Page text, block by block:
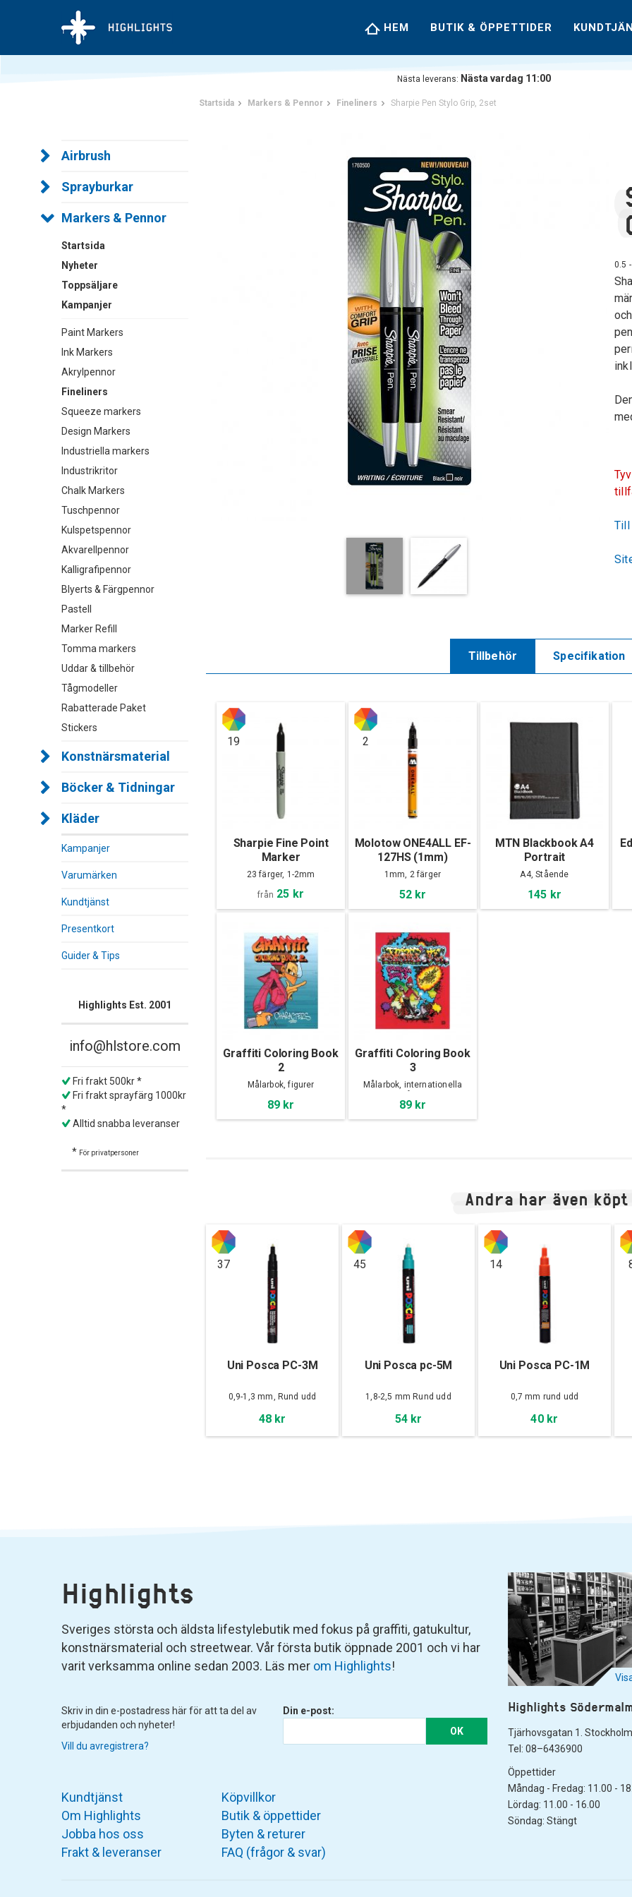
HEM BUTIK & ÖPPETTIDER
Nästa leverans: Nästa vardag 11:00
Airbrush
Sprayburkar
Markers & Pennor
Startsida
Nyheter
Toppsäljare
Kampanjer
Paint Markers
Ink Markers
Akrylpennor
Fineliners
Squeeze markers
Design Markers
Industriella markers
Industrikritor
Chalk Markers
Tuschpennor
Kulspetspennor
Akvarellpennor
Kalligrafipennor
Blyerts & Färgpennor
Pastell
Marker Refill
Tomma markers
Uddar & tillbehör
Tågmodeller
Rabatterade Paket
Stickers
Konstnärsmaterial
Böcker & Tidningar
Kläder
Kampanjer
Varumärken
Kundtjänst
Presentkort
Guider & Tips
Highlights Est. 2001
info@hlstore.com
Fri frakt 500kr *
Fri frakt sprayfärg 1000kr
*
Alltid snabba leveranser
* För privatpersoner
Startsida Markers & Pennor Fineliners Sharpie Pen Stylo Grip, 2set
0.5
Till
Tillbehör Specifikation
19
Sharpie Fine Point
Marker
23 färger, 1-2mm
från 25 kr
2
Molotow ONE4ALL EF-
127HS (1mm)
1mm, 2 färger
52 kr
MTN Blackbook A4
Portrait
A4, Stående
145 kr
Graffiti Coloring Book
2
Målarbok, figurer
89 kr
Graffiti Coloring Book
3
Målarbok, internationella
89 kr
Andra har även köpt
37
Uni Posca PC-3M
0,9-1,3 mm, Rund udd
48 kr
45
Uni Posca pc-5M
1,8-2,5 mm Rund udd
54 kr
14
Uni Posca PC-1M
0,7 mm rund udd
40 kr
Highlights
Sveriges största och äldsta lifestylebutik med fokus på graffiti, gatukultur,
konstnärsmaterial och streetwear. Vår första butik öppnade 2001 och vi har
varit verksamma online sedan 2003. Läs mer om Highlights!
Skriv in din e-postadress här för att ta del av
erbjudanden och nyheter!
Vill du avregistrera?
Din e-post:
OK
Highlights
Tjärhovsgatan 1. Stockholm
Tel: 08–6436900
Öppettider
Måndag - Fredag: 11.00 -
Lördag: 11.00 - 16.00
Söndag: Stängt
Kundtjänst
Om Highlights
Jobba hos oss
Frakt & leveranser
Köpvillkor
Butik & öppettider
Byten & returer
FAQ (frågor & svar)